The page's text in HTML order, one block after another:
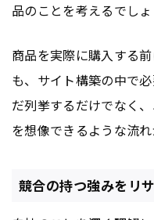
品のことを考えるでしょ
商品を実際に購入する
も、サイト構築の中で
だ列挙するだけでなく
を想像できるような流れ
競合の持つ強みをリ